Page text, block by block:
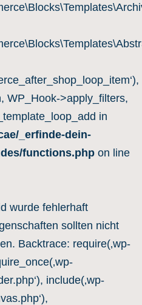
WP_Hook->apply_filters,
in
_erfinde-dein-
functions.php on line
wurde fehlerhaft
sollten nicht
Backtrace: require(‚wp-
include(‚wp-